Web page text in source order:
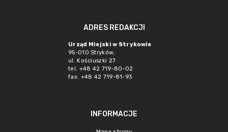
ADRES REDAKCJI
Urząd Miejski w Strykowie
95-010 Stryków,
ul. Kościuszki 27
tel. +48 42 719-80-02
fax. +48 42 719-81-93
INFORMACJE